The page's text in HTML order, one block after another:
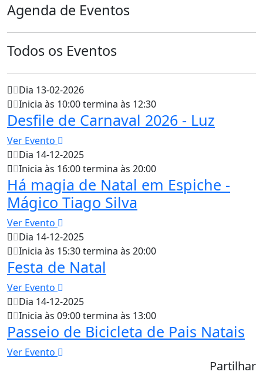
Agenda de Eventos
Todos os Eventos
Dia 13-02-2026
Inicia às 10:00 termina às 12:30
Desfile de Carnaval 2026 - Luz
Ver Evento
Dia 14-12-2025
Inicia às 16:00 termina às 20:00
Há magia de Natal em Espiche -
Mágico Tiago Silva
Ver Evento
Dia 14-12-2025
Inicia às 15:30 termina às 20:00
Festa de Natal
Ver Evento
Dia 14-12-2025
Inicia às 09:00 termina às 13:00
Passeio de Bicicleta de Pais Natais
Ver Evento
Partilhar